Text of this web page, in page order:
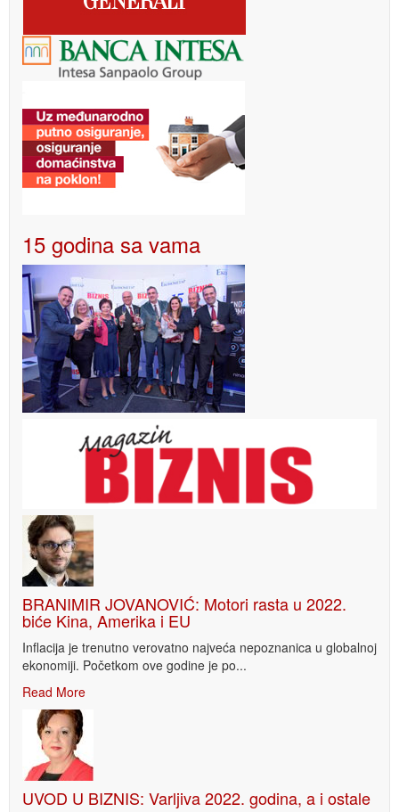
15 godina sa vama
BRANIMIR JOVANOVIĆ: Motori rasta u 2022.
biće Kina, Amerika i EU
Inflacija je trenutno verovatno najveća nepoznanica u globalnoj
ekonomiji. Početkom ove godine je po...
Read More
UVOD U BIZNIS: Varljiva 2022. godina, a i ostale